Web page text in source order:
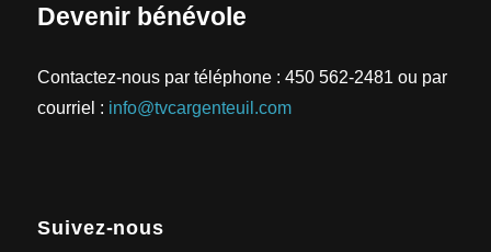
Devenir bénévole
Contactez-nous par téléphone : 450 562-2481 ou par
courriel : info@tvcargenteuil.com
Suivez-nous